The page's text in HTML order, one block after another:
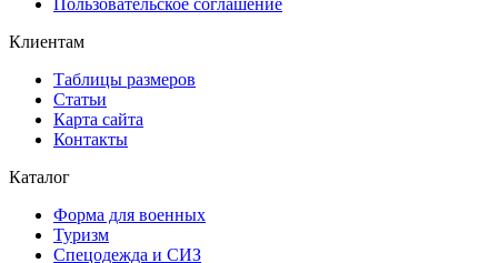
Клиентам
Таблицы размеров
Статьи
Карта сайта
Контакты
Каталог
Форма для военных
Туризм
Спецодежда и СИЗ